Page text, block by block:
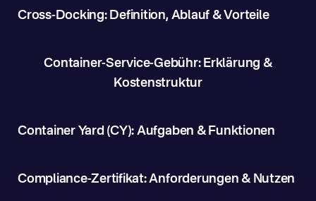
Cross-Docking: Definition, Ablauf & Vorteile
Container-Service-Gebühr: Erklärung &
Kostenstruktur
Container Yard (CY): Aufgaben & Funktionen
Compliance-Zertifikat: Anforderungen & Nutzen